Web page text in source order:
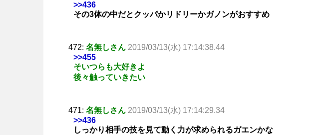
>>436
その3体の中だとクッパかリドリーかガノンがおすすめ
472: 名無しさん 2019/03/13(水) 17:14:38.44
>>455
そいつらも大好きよ
後々触っていきたい
471: 名無しさん 2019/03/13(水) 17:14:29.34
>>436
しっかり相手の技を見て動く力が求められるガエンかな